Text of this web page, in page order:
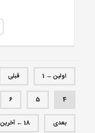
اولین → 1 قبلی
4
5
6
بعدی 18 ← آخرین